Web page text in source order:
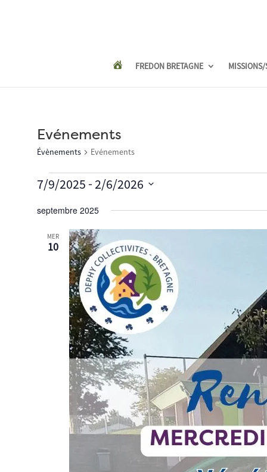
FREDON BRETAGNE MISSIONS/
Evénements
Évènements Evénements
Évènements
7/9/2025 - 2/6/2026
une
septembre 2025
MER
10